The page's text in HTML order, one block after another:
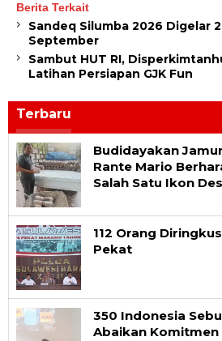
Berita Terkait
Sandeq Silumba 2026 Digelar
September
Sambut HUT RI,
Latihan Persiapan GJK Fun
Terbaru
Celebesta
Budidayakan
Rante Mario
Salah Satu Ikon
112 Orang
Pekat
350 Indonesia
Abaikan Komitmen